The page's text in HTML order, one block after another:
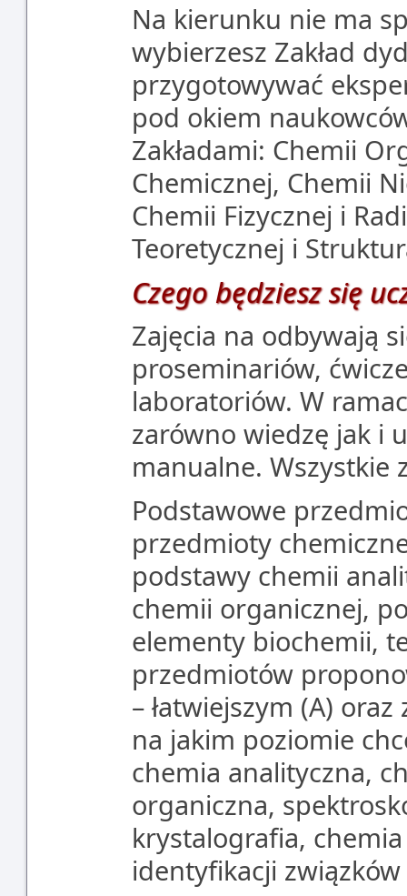
Na kierunku nie ma
wybierzesz Zakład
przygotowywać
pod okiem
Zakładami: Chemii
Chemicznej, Chemii
Chemii Fizycznej i
Teoretycznej i
Czego będziesz się
Zajęcia na odbywają
proseminariów,
laboratoriów. W
zarówno wiedzę jak i
manualne. Wszystkie
Podstawowe
przedmioty
podstawy chemii
chemii organicznej,
elementy biochemii,
przedmiotów
– łatwiejszym (A)
na jakim poziomie
chemia analityczna,
organiczna,
krystalografia,
identyfikacji